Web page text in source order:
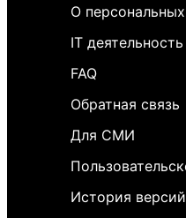
О
IT деятельность
FAQ
Обратная связь
Для СМИ
История версий